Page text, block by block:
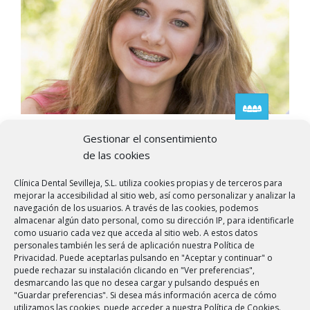
Gestionar el consentimiento
de las cookies
Clínica Dental Sevilleja, S.L. utiliza cookies propias y de terceros para
mejorar la accesibilidad al sitio web, así como personalizar y analizar la
navegación de los usuarios. A través de las cookies, podemos
almacenar algún dato personal, como su dirección IP, para identificarle
como usuario cada vez que acceda al sitio web. A estos datos
personales también les será de aplicación nuestra Política de
Privacidad. Puede aceptarlas pulsando en "Aceptar y continuar" o
puede rechazar su instalación clicando en "Ver preferencias",
desmarcando las que no desea cargar y pulsando después en
"Guardar preferencias". Si desea más información acerca de cómo
utilizamos las cookies, puede acceder a nuestra Política de Cookies.
Ortodoncias
La ortodoncia es la rama de la odontología que se
encarga de corregir la mal posiciones de los dientes.